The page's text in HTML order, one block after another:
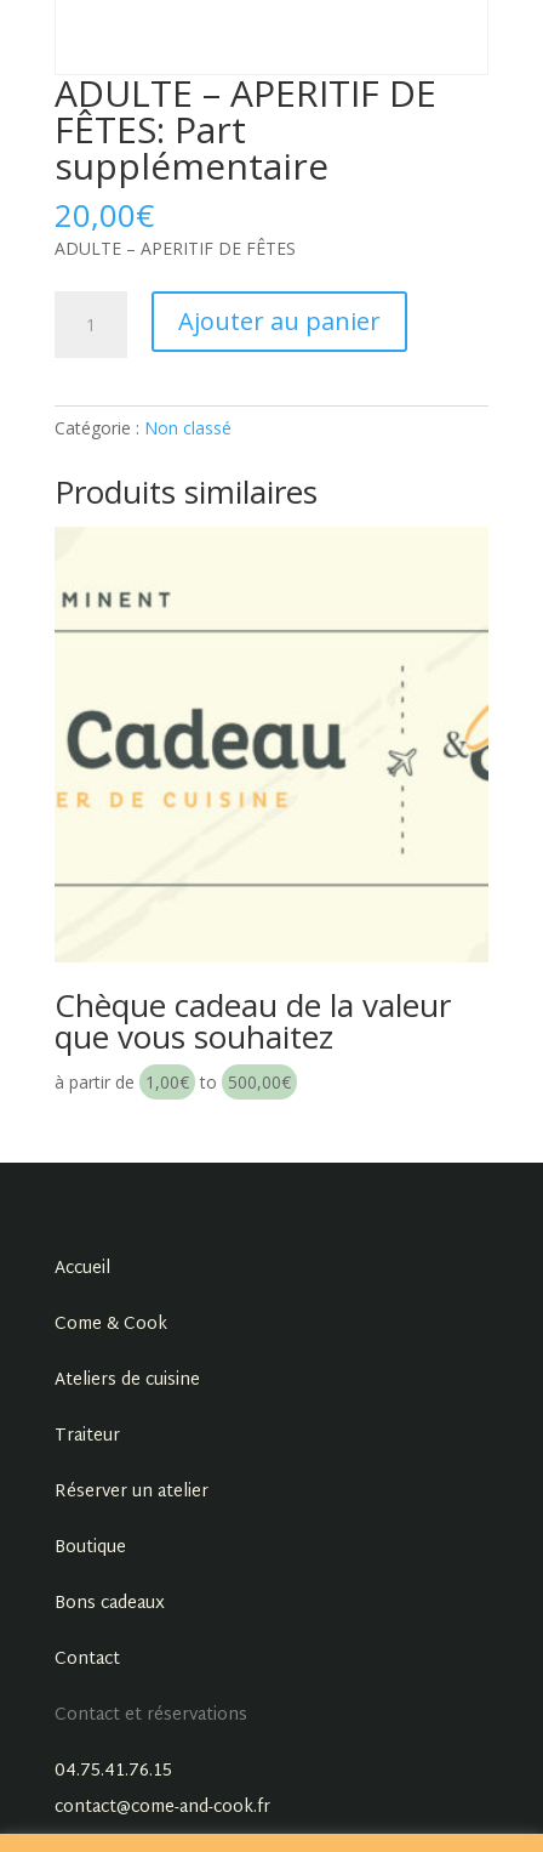
ADULTE – APERITIF DE
FÊTES: Part
supplémentaire
20,00€
ADULTE – APERITIF DE FÊTES
APERITIF
Part
supplémentaire
Ajouter au panier
Catégorie : Non classé
Produits similaires
Chèque cadeau de la valeur
que vous souhaitez
à partir de 1,00€ to 500,00€
Accueil
Come & Cook
Ateliers de cuisine
Traiteur
Réserver un atelier
Boutique
Bons cadeaux
Contact
Contact et réservations
04.75.41.76.15
contact@come-and-cook.fr